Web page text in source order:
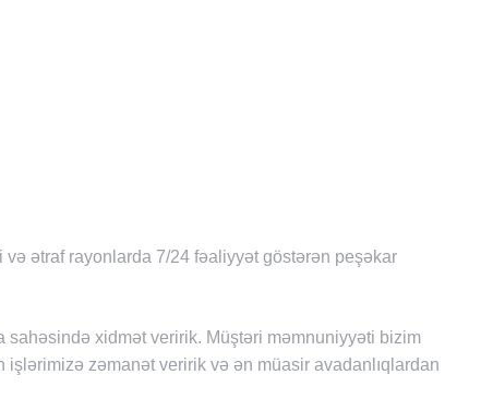
və ətraf rayonlarda 7/24 fəaliyyət göstərən peşəkar
sahəsində xidmət veririk. Müştəri məmnuniyyəti bizim
işlərimizə zəmanət veririk və ən müasir avadanlıqlardan